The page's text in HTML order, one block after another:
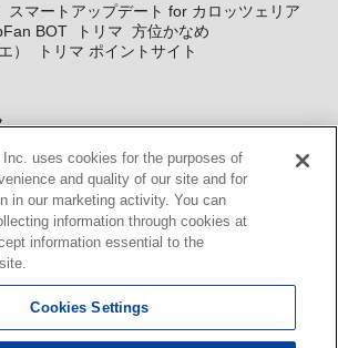
スマートアップデート for カロッツェリア
BOT トリマ 方位かなめ
）
トリマ ポイントサイト
情報サービス WEBサイト・システム向け地
け地図開発キット MapFan DB 住所確認
トリマ広告 Geo-Research
サービス
バーズ
Inc. uses cookies for the purposes of
and quality of our site and for
in our marketing activity. You can
information through cookies at
information essential to the
Cookies Settings